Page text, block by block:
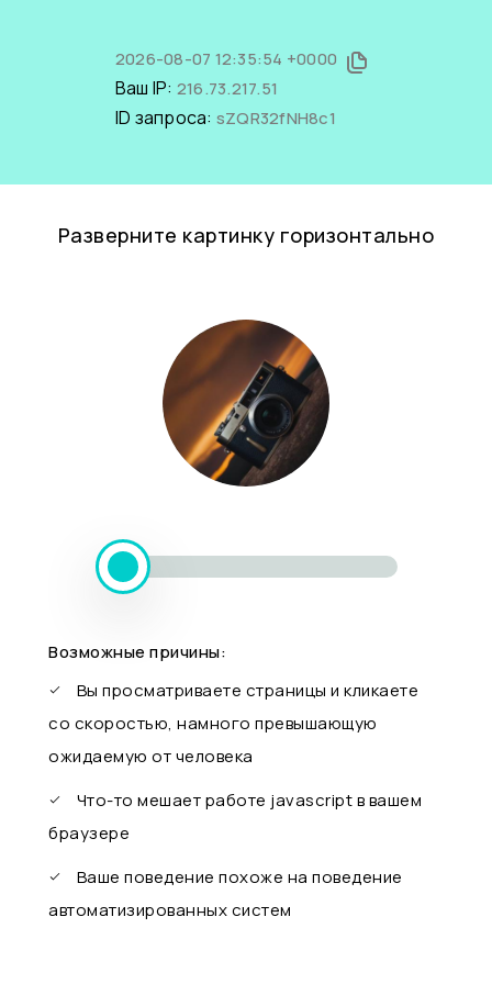
2026-08-07 12:35:54 +0000
Ваш IP: 216.73.217.51
ID запроса: sZQR32fNH8c1
Разверните картинку горизонтально
Возможные причины:
Вы просматриваете страницы и кликаете
со скоростью, намного превышающую
ожидаемую от человека
Что-то мешает работе javascript в вашем
браузере
Ваше поведение похоже на поведение
автоматизированных систем